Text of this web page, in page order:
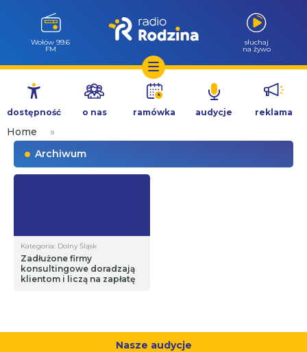
Przejdź
treści
Wołów 99.6
FM
słuchaj
na żywo
dostępność o nas ramówka audycje reklama
Home
»
Archiwum
Kategoria: Dolny Śląsk
Zadłużone firmy
konsultingowe doradzają
klientom i liczą na zapłatę
Nasze audycje